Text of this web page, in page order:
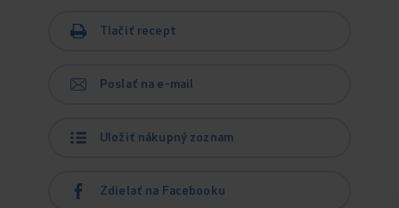
Tlačiť recept
Poslať na e-mail
Uložiť nákupný zoznam
Zdielať na Facebooku